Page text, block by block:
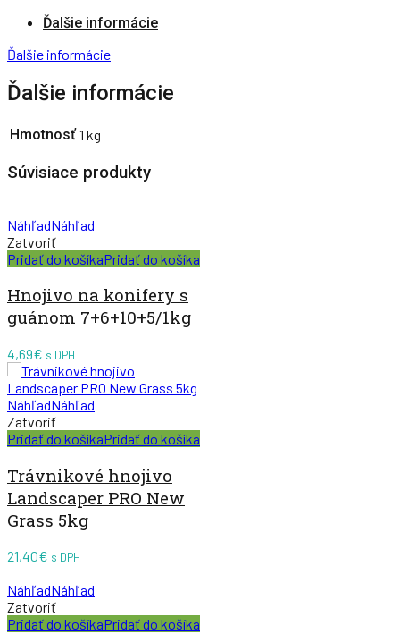
Ďalšie informácie
Ďalšie informácie
Ďalšie informácie
Hmotnosť 1 kg
Súvisiace produkty
NáhľadNáhľad
Zatvoriť
Pridať do košíkaPridať do košíka
Hnojivo na konifery s
guánom 7+6+10+5/1kg
4,69€ s DPH
NáhľadNáhľad
Zatvoriť
Pridať do košíkaPridať do košíka
Trávnikové hnojivo
Landscaper PRO New
Grass 5kg
21,40€ s DPH
NáhľadNáhľad
Zatvoriť
Pridať do košíkaPridať do košíka